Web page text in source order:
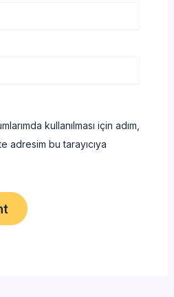
kullanılması için adım,
adresim bu tarayıcıya